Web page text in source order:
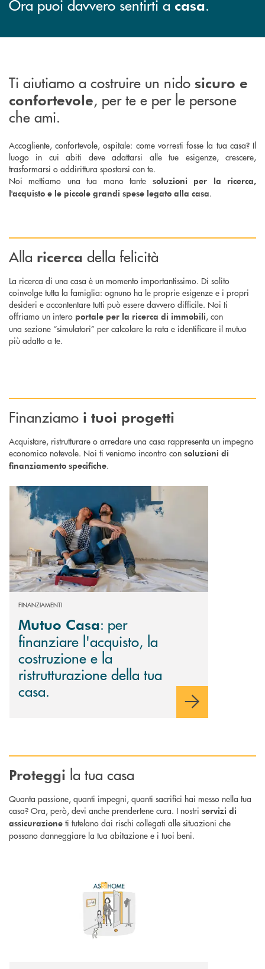
Ora puoi davvero sentirti a casa.
Ti aiutiamo a costruire un nido sicuro e
confortevole, per te e per le persone
che ami.
Accogliente, confortevole, ospitale: come vorresti fosse la tua casa? Il
luogo in cui abiti deve adattarsi alle tue esigenze, crescere,
trasformarsi o addirittura spostarsi con te.
Noi mettiamo una tua mano tante soluzioni per la ricerca,
l'acquisto e le piccole grandi spese legato alla casa.
Alla ricerca della felicità
La ricerca di una casa è un momento importantissimo. Di solito
coinvolge tutta la famiglia: ognuno ha le proprie esigenze e i propri
desideri e accontentare tutti può essere davvero difficile. Noi ti
offriamo un intero portale per la ricerca di immobili, con
una sezione “simulatori” per calcolare la rata e identificare il mutuo
più adatto a te.
Finanziamo i tuoi progetti
Acquistare, ristrutturare o arredare una casa rappresenta un impegno
economico notevole. Noi ti veniamo incontro con soluzioni di
finanziamento specifiche.
Scopri di più Mutuo Casa : per finanziare l'acquisto, la costruzione e la
FINANZIAMENTI
Mutuo Casa: per
finanziare l'acquisto, la
costruzione e la
ristrutturazione della tua
casa.
Proteggi la tua casa
Quanta passione, quanti impegni, quanti sacrifici hai messo nella tua
casa? Ora, però, devi anche prendertene cura. I nostri servizi di
assicurazione ti tutelano dai rischi collegati alle situazioni che
possano danneggiare la tua abitazione e i tuoi beni.